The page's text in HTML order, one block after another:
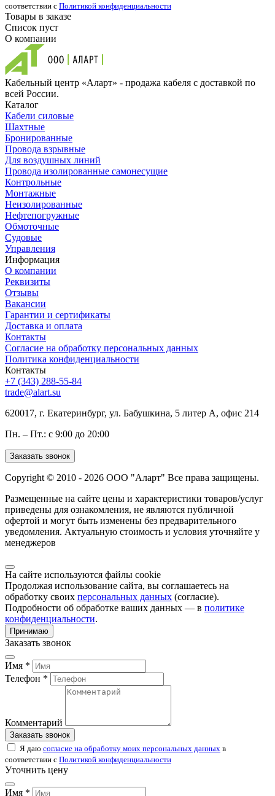
соответствии с Политикой конфиденциальности
Товары в заказе
Список пуст
О компании
Кабельный центр «Аларт» - продажа кабеля с доставкой по
всей России.
Каталог
Кабели силовые
Шахтные
Бронированные
Провода взрывные
Для воздушных линий
Провода изолированные самонесущие
Контрольные
Монтажные
Неизолированные
Нефтепогружные
Обмоточные
Судовые
Управления
Информация
О компании
Реквизиты
Отзывы
Вакансии
Гарантии и сертификаты
Доставка и оплата
Контакты
Согласие на обработку персональных данных
Политика конфиденциальности
Контакты
+7 (343) 288-55-84
trade@alart.su
620017, г. Екатеринбург, ул. Бабушкина, 5 литер А, офис 214
Пн. – Пт.: с 9:00 до 20:00
Заказать звонок
Copyright © 2010 - 2026 ООО "Аларт" Все права защищены.
Размещенные на сайте цены и характеристики товаров/услуг
приведены для ознакомления, не являются публичной
офертой и могут быть изменены без предварительного
уведомления. Актуальную стоимость и условия уточняйте у
менеджеров
На сайте используются файлы cookie
Продолжая использование сайта, вы соглашаетесь на
обработку своих персональных данных (согласие).
Подробности об обработке ваших данных — в политике
конфиденциальности.
Принимаю
Заказать звонок
Имя *
Телефон *
Комментарий
Заказать звонок
Я даю согласие на обработку моих персональных данных в
соответствии с Политикой конфиденциальности
Уточнить цену
Имя *